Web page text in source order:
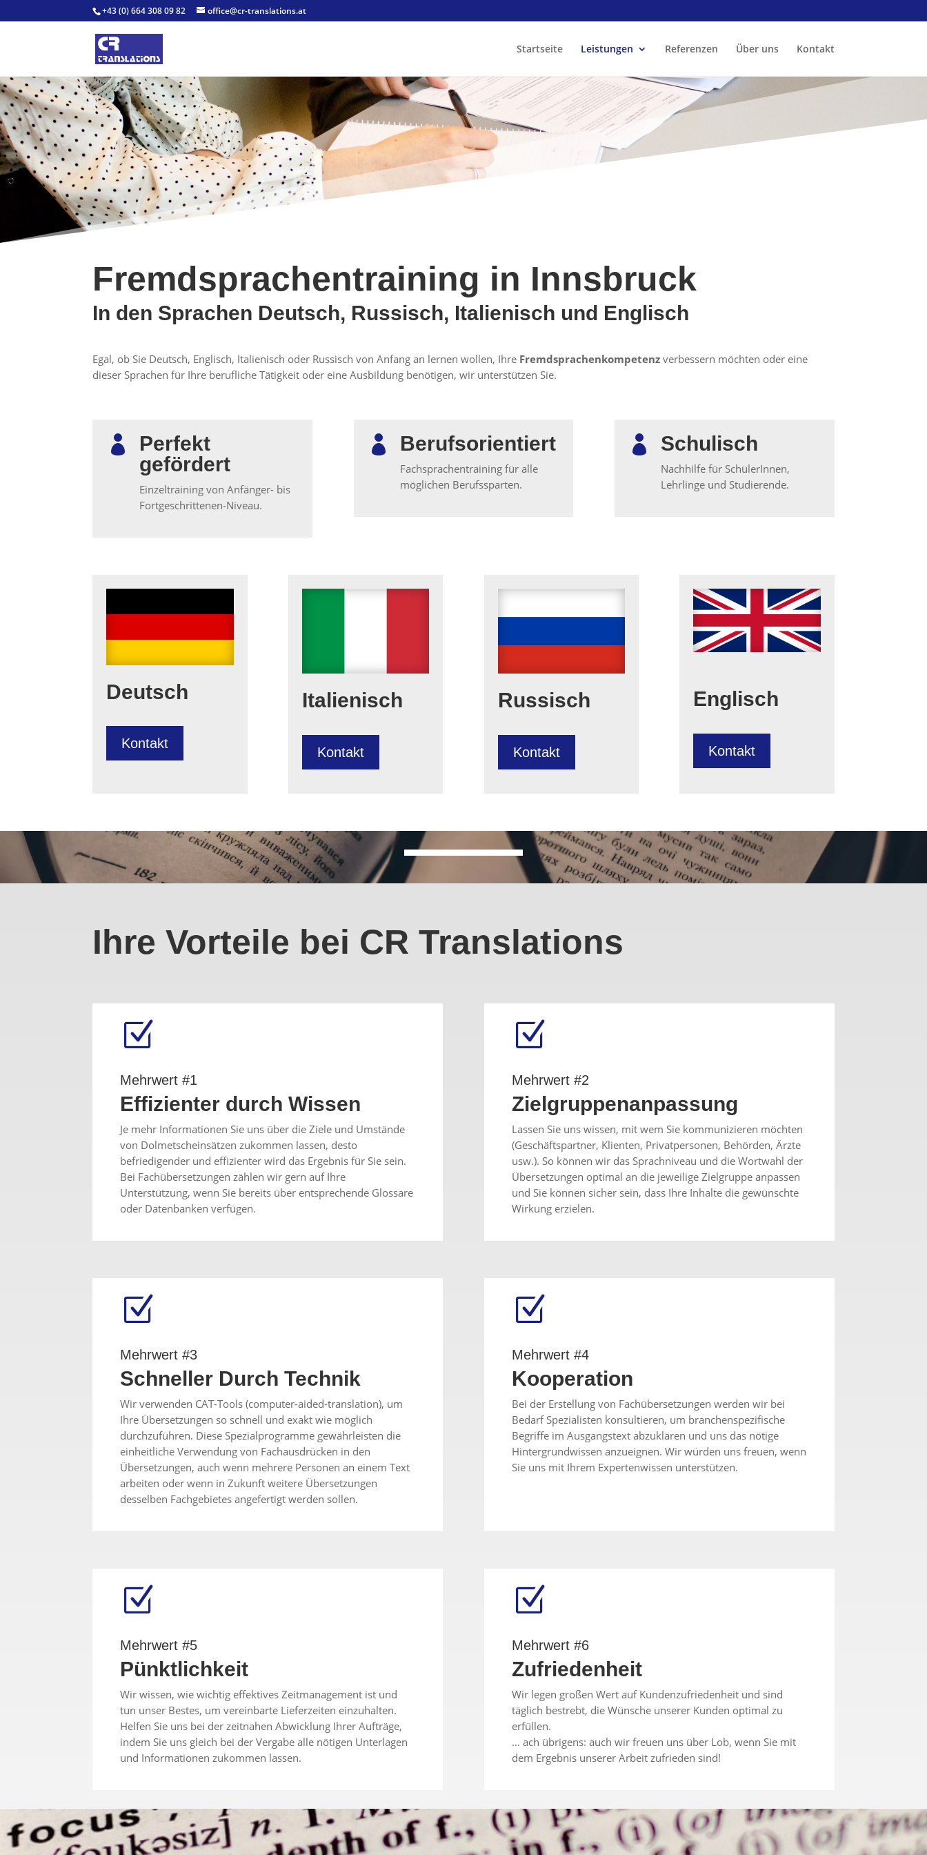
+43 (0) 664 308 09 82 office@cr-translations.at
Startseite Leistungen Referenzen Über uns Kontakt
Fremdsprachentraining in Innsbruck
In den Sprachen Deutsch, Russisch, Italienisch und Englisch
Egal, ob Sie Deutsch, Englisch, Italienisch oder Russisch von Anfang an lernen wollen, Ihre Fremdsprachenkompetenz verbessern möchten oder eine
dieser Sprachen für Ihre berufliche Tätigkeit oder eine Ausbildung benötigen, wir unterstützen Sie.

Perfekt
gefördert
Einzeltraining von Anfänger- bis
Fortgeschrittenen-Niveau.
 Berufsorientiert
Fachsprachentraining für alle
möglichen Berufssparten.
 Schulisch
Nachhilfe für SchülerInnen,
Lehrlinge und Studierende.
Deutsch
Kontakt
Italienisch
Kontakt
Russisch
Kontakt
Englisch
Kontakt
Ihre Vorteile bei CR Translations
Z
Mehrwert #1
Effizienter durch Wissen
Je mehr Informationen Sie uns über die Ziele und Umstände
von Dolmetscheinsätzen zukommen lassen, desto
befriedigender und effizienter wird das Ergebnis für Sie sein.
Bei Fachübersetzungen zählen wir gern auf Ihre
Unterstützung, wenn Sie bereits über entsprechende Glossare
oder Datenbanken verfügen.
Z
Mehrwert #2
Zielgruppenanpassung
Lassen Sie uns wissen, mit wem Sie kommunizieren möchten
(Geschäftspartner, Klienten, Privatpersonen, Behörden, Ärzte
usw.). So können wir das Sprachniveau und die Wortwahl der
Übersetzungen optimal an die jeweilige Zielgruppe anpassen
und Sie können sicher sein, dass Ihre Inhalte die gewünschte
Wirkung erzielen.
Z
Mehrwert #3
Schneller Durch Technik
Wir verwenden CAT-Tools (computer-aided-translation), um
Ihre Übersetzungen so schnell und exakt wie möglich
durchzuführen. Diese Spezialprogramme gewährleisten die
einheitliche Verwendung von Fachausdrücken in den
Übersetzungen, auch wenn mehrere Personen an einem Text
arbeiten oder wenn in Zukunft weitere Übersetzungen
desselben Fachgebietes angefertigt werden sollen.
Z
Mehrwert #4
Kooperation
Bei der Erstellung von Fachübersetzungen werden wir bei
Bedarf Spezialisten konsultieren, um branchenspezifische
Begriffe im Ausgangstext abzuklären und uns das nötige
Hintergrundwissen anzueignen. Wir würden uns freuen, wenn
Sie uns mit Ihrem Expertenwissen unterstützen.
Z
Mehrwert #5
Pünktlichkeit
Wir wissen, wie wichtig effektives Zeitmanagement ist und
tun unser Bestes, um vereinbarte Lieferzeiten einzuhalten.
Helfen Sie uns bei der zeitnahen Abwicklung Ihrer Aufträge,
indem Sie uns gleich bei der Vergabe alle nötigen Unterlagen
und Informationen zukommen lassen.
Z
Mehrwert #6
Zufriedenheit
Wir legen großen Wert auf Kundenzufriedenheit und sind
täglich bestrebt, die Wünsche unserer Kunden optimal zu
erfüllen.
… ach übrigens: auch wir freuen uns über Lob, wenn Sie mit
dem Ergebnis unserer Arbeit zufrieden sind!